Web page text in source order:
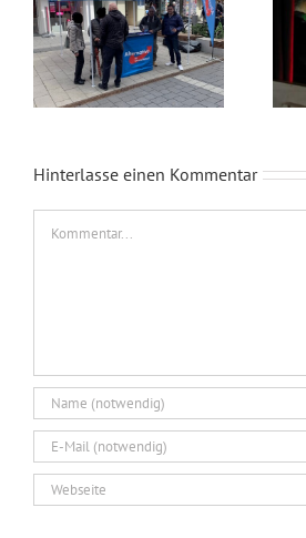
Hinterlasse einen Kommentar